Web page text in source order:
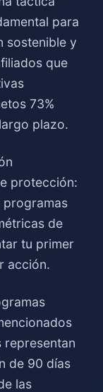
para
sostenible y
que
73%
plazo.
protección:
programas
de
tu primer
acción.
representan
de 90 días
las